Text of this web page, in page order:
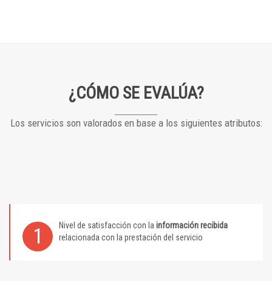
¿CÓMO SE EVALÚA?
Los servicios son valorados en base a los siguientes atributos:
1 Nivel de satisfacción con la información recibida
relacionada con la prestación del servicio